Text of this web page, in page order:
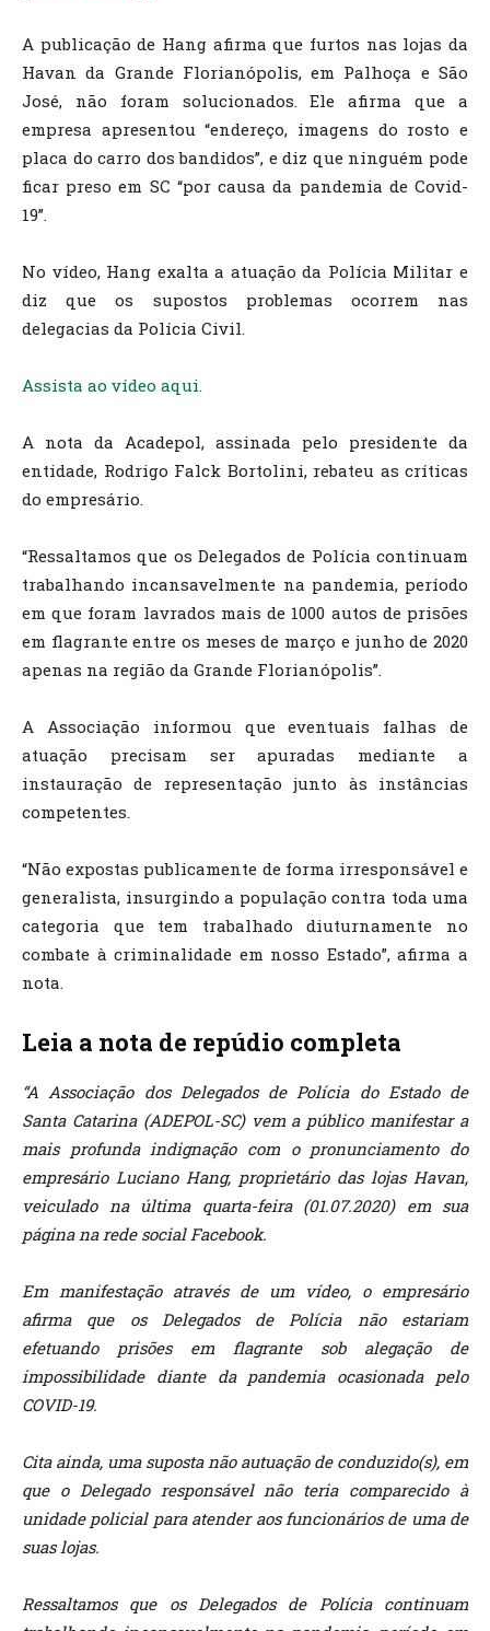
A publicação de Hang afirma que furtos nas lojas da
Havan da Grande Florianópolis, em Palhoça e São
José, não foram solucionados. Ele afirma que a
empresa apresentou “endereço, imagens do rosto e
placa do carro dos bandidos”, e diz que ninguém pode
ficar preso em SC “por causa da pandemia de Covid-
19”.
No vídeo, Hang exalta a atuação da Polícia Militar e
diz que os supostos problemas ocorrem nas
delegacias da Polícia Civil.
Assista ao vídeo aqui.
A nota da Acadepol, assinada pelo presidente da
entidade, Rodrigo Falck Bortolini, rebateu as críticas
do empresário.
“Ressaltamos que os Delegados de Polícia continuam
trabalhando incansavelmente na pandemia, período
em que foram lavrados mais de 1000 autos de prisões
em flagrante entre os meses de março e junho de 2020
apenas na região da Grande Florianópolis”.
A Associação informou que eventuais falhas de
atuação precisam ser apuradas mediante a
instauração de representação junto às instâncias
competentes.
“Não expostas publicamente de forma irresponsável e
generalista, insurgindo a população contra toda uma
categoria que tem trabalhado diuturnamente no
combate à criminalidade em nosso Estado”, afirma a
nota.
Leia a nota de repúdio completa
“A Associação dos Delegados de Polícia do Estado de
Santa Catarina (ADEPOL-SC) vem a público manifestar a
mais profunda indignação com o pronunciamento do
empresário Luciano Hang, proprietário das lojas Havan,
veiculado na última quarta-feira (01.07.2020) em sua
página na rede social Facebook.
Em manifestação através de um vídeo, o empresário
afirma que os Delegados de Polícia não estariam
efetuando prisões em flagrante sob alegação de
impossibilidade diante da pandemia ocasionada pelo
COVID-19.
Cita ainda, uma suposta não autuação de conduzido(s), em
que o Delegado responsável não teria comparecido à
unidade policial para atender aos funcionários de uma de
suas lojas.
Ressaltamos que os Delegados de Polícia continuam